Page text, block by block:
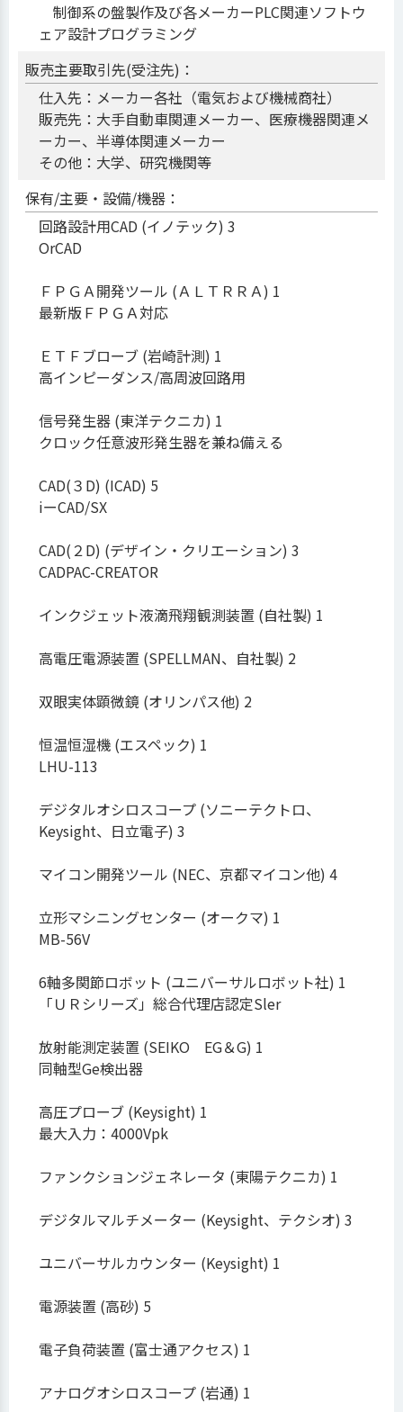
制御系の盤製作及び各メーカーPLC関連ソフトウ
ェア設計プログラミング
販売主要取引先(受注先)：
仕入先：メーカー各社（電気および機械商社）
販売先：大手自動車関連メーカー、医療機器関連メ
ーカー、半導体関連メーカー
その他：大学、研究機関等
保有/主要・設備/機器：
回路設計用CAD (イノテック) 3
OrCAD
ＦＰＧＡ開発ツール (ＡＬＴＲＲＡ) 1
最新版ＦＰＧＡ対応
ＥＴＦブローブ (岩崎計測) 1
高インピーダンス/高周波回路用
信号発生器 (東洋テクニカ) 1
クロック任意波形発生器を兼ね備える
CAD(３D) (ICAD) 5
iーCAD/SX
CAD(２D) (デザイン・クリエーション) 3
CADPAC-CREATOR
インクジェット液滴飛翔観測装置 (自社製) 1
高電圧電源装置 (SPELLMAN、自社製) 2
双眼実体顕微鏡 (オリンパス他) 2
恒温恒湿機 (エスペック) 1
LHU-113
デジタルオシロスコープ (ソニーテクトロ、
Keysight、日立電子) 3
マイコン開発ツール (NEC、京都マイコン他) 4
立形マシニングセンター (オークマ) 1
MB-56V
6軸多関節ロボット (ユニバーサルロボット社) 1
「ＵＲシリーズ」総合代理店認定Sler
放射能測定装置 (SEIKO EG＆G) 1
同軸型Ge検出器
高圧プローブ (Keysight) 1
最大入力：4000Vpk
ファンクションジェネレータ (東陽テクニカ) 1
デジタルマルチメーター (Keysight、テクシオ) 3
ユニバーサルカウンター (Keysight) 1
電源装置 (高砂) 5
電子負荷装置 (富士通アクセス) 1
アナログオシロスコープ (岩通) 1